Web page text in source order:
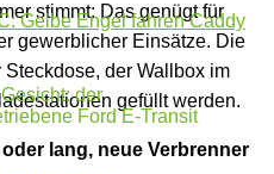
stimmt: Das genügt für
gewerblicher Einsätze. Die
der Wallbox im
gefüllt werden.
lang, neue Verbrenner
Gelbe Engel fahren Caddy